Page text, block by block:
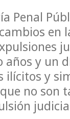
Penal
en
años y un
y
no